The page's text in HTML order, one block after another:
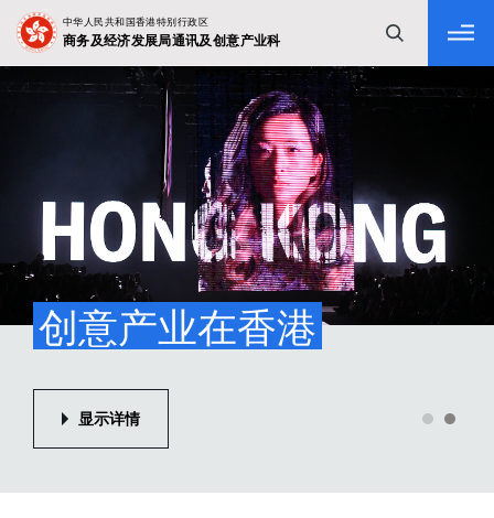
tab to navigate
主页
创意产业在香港
显示详情